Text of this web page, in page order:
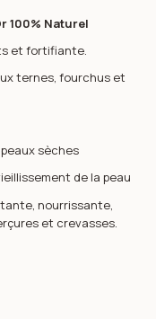
100% Naturel
et fortifiante.
ternes, fourchus et
sèches
de la peau
nourrissante,
et crevasses.